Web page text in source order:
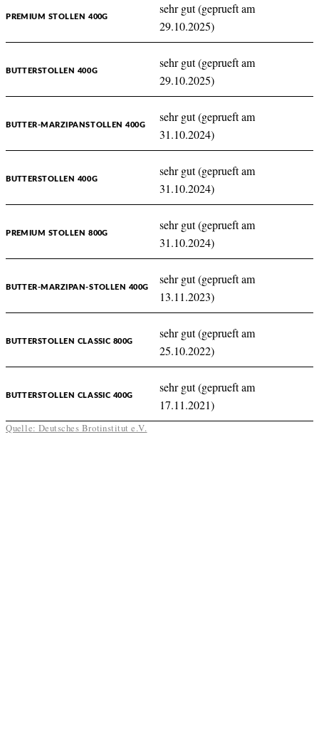
PREMIUM STOLLEN 400G
sehr gut (geprueft am
29.10.2025)
BUTTERSTOLLEN 400G
sehr gut (geprueft am
29.10.2025)
BUTTER-MARZIPANSTOLLEN 400G
sehr gut (geprueft am
31.10.2024)
BUTTERSTOLLEN 400G
sehr gut (geprueft am
31.10.2024)
PREMIUM STOLLEN 800G
sehr gut (geprueft am
31.10.2024)
BUTTER-MARZIPAN-STOLLEN 400G
sehr gut (geprueft am
13.11.2023)
BUTTERSTOLLEN CLASSIC 800G
sehr gut (geprueft am
25.10.2022)
BUTTERSTOLLEN CLASSIC 400G
sehr gut (geprueft am
17.11.2021)
Quelle: Deutsches Brotinstitut e.V.